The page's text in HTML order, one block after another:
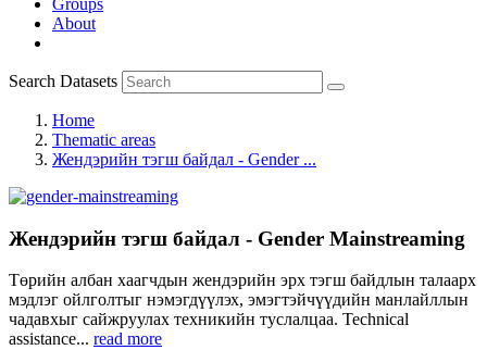
Groups
About
Search Datasets
Home
Thematic areas
Жендэрийн тэгш байдал - Gender ...
Жендэрийн тэгш байдал - Gender Mainstreaming
Төрийн албан хаагчдын жендэрийн эрх тэгш байдлын талаарх
мэдлэг ойлголтыг нэмэгдүүлэх, эмэгтэйчүүдийн манлайллын
чадавхыг сайжруулах техникийн туслалцаа. Technical
assistance... read more